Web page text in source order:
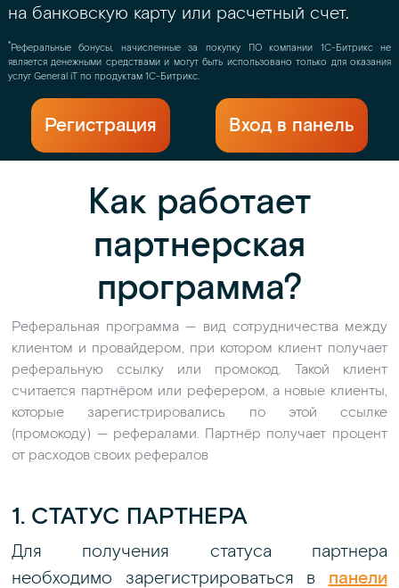
на банковскую карту или расчетный счет.
*Реферальные бонусы, начисленные за покупку ПО компании 1С-Битрикс не
является денежными средствами и могут быть использовано только для оказания
услуг General iT по продуктам 1С-Битрикс.
Регистрация Вход в панель
Как работает
партнерская
программа?
Реферальная программа — вид сотрудничества между
клиентом и провайдером, при котором клиент получает
реферальную ссылку или промокод. Такой клиент
считается партнёром или реферером, а новые клиенты,
которые зарегистрировались по этой ссылке
(промокоду) — рефералами. Партнёр получает процент
от расходов своих рефералов
1. СТАТУС ПАРТНЕРА
Для получения статуса партнера
необходимо зарегистрироваться в панели